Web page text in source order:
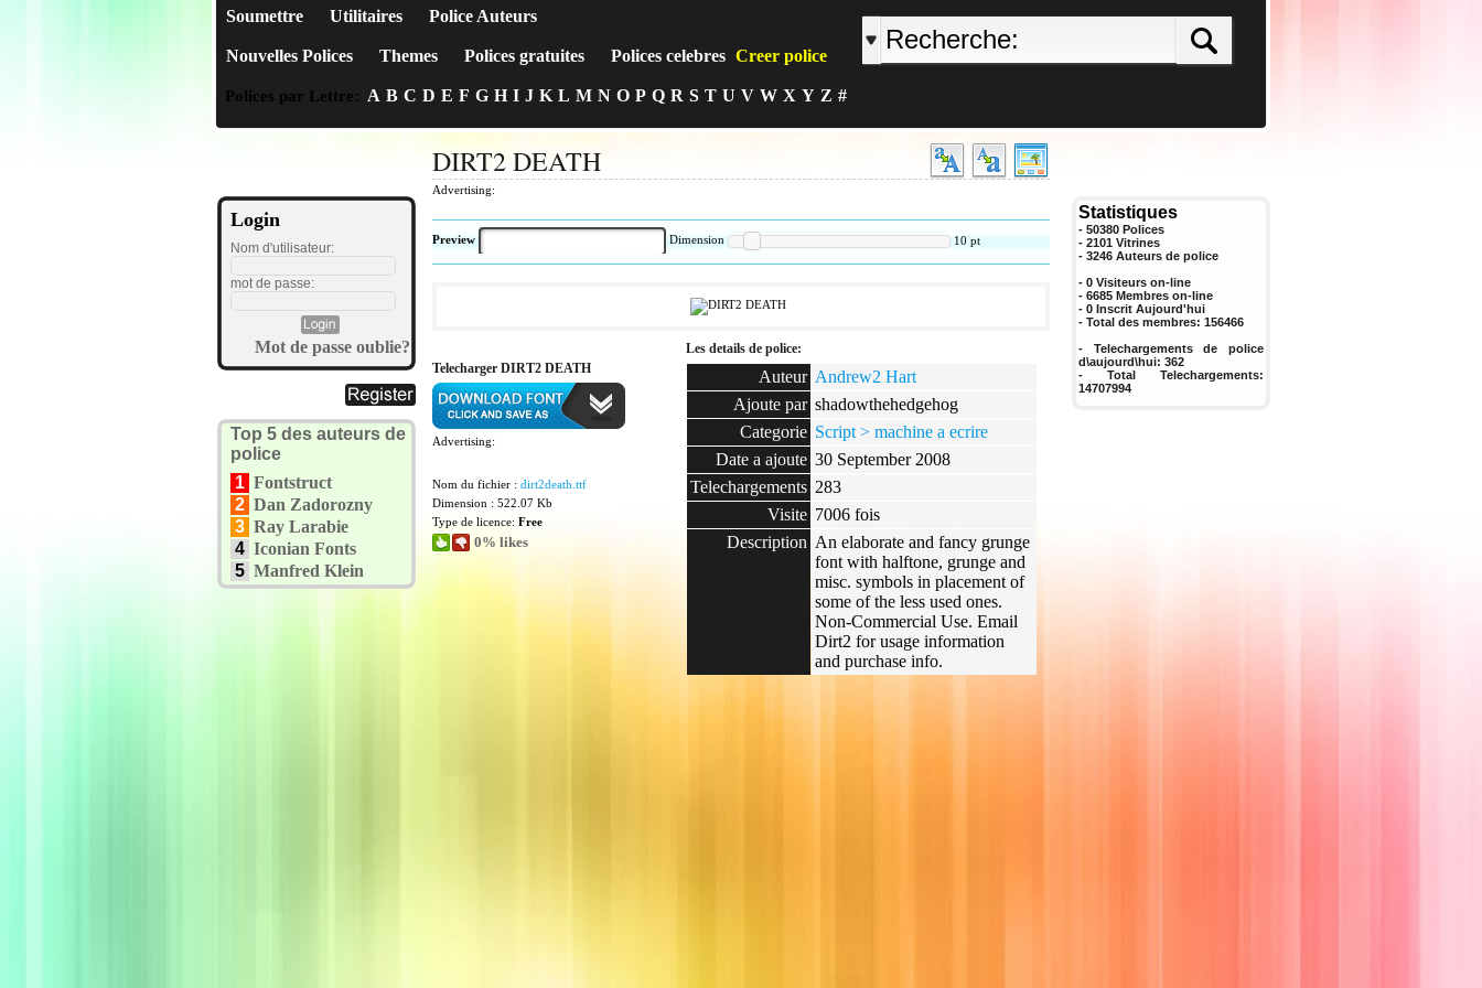
Soumettre Utilitaires Police Auteurs
Nouvelles Polices Themes Polices gratuites Polices celebres Creer police
Polices par Lettre: A B C D E F G H I J K L M N O P Q R S T U V W X Y Z #
Login
Nom d'utilisateur:
mot de passe:
Mot de passe oublie?
Top 5 des auteurs de
police
1 Fontstruct
2 Dan Zadorozny
3 Ray Larabie
4 Iconian Fonts
5 Manfred Klein
DIRT2 DEATH
Advertising:
Preview Dimension 10 pt
Telecharger DIRT2 DEATH
Advertising:
Nom du fichier : dirt2death.ttf
Dimension : 522.07 Kb
Type de licence: Free
0% likes
Les details de police:
Auteur Andrew2 Hart
Ajoute par shadowthehedgehog
Categorie Script > machine a ecrire
Date a ajoute 30 September 2008
Telechargements 283
Visite 7006 fois
Description An elaborate and fancy grunge
font with halftone, grunge and
misc. symbols in placement of
some of the less used ones.
Non-Commercial Use. Email
Dirt2 for usage information
and purchase info.
Statistiques
- 50380 Polices
- 2101 Vitrines
- 3246 Auteurs de police
- 0 Visiteurs on-line
- 6685 Membres on-line
- 0 Inscrit Aujourd'hui
- Total des membres: 156466
- Telechargements de police
d\aujourd\hui: 362
- Total Telechargements:
14707994